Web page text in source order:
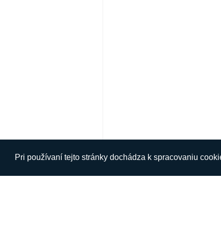
Pri používaní tejto stránky dochádza k spracovaniu